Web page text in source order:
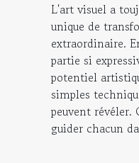
L'art visuel a
unique de
extraordinaire.
partie si
potentiel
simples
peuvent révéler.
guider chacun